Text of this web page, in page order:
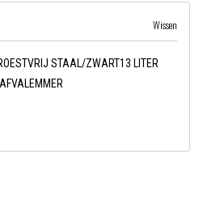
Wissen
STAAL/ZWART13 LITER
AFVALEMMER